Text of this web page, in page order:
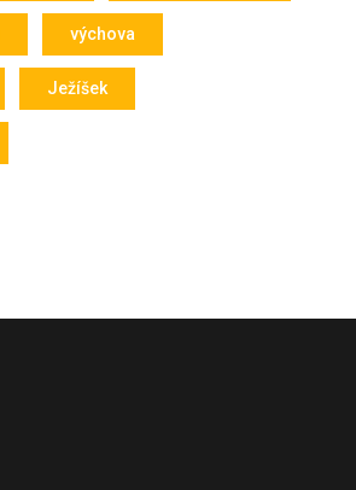
výchova
Ježíšek